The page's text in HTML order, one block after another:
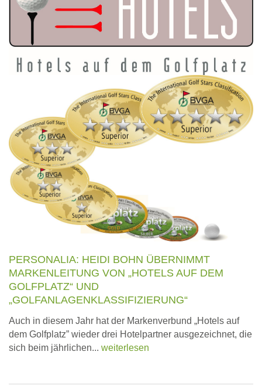
PERSONALIA: HEIDI BOHN ÜBERNIMMT
MARKENLEITUNG VON „HOTELS AUF DEM
GOLFPLATZ“ UND
„GOLFANLAGENKLASSIFIZIERUNG“
Auch in diesem Jahr hat der Markenverbund „Hotels auf
dem Golfplatz” wieder drei Hotelpartner ausgezeichnet, die
sich beim jährlichen... weiterlesen